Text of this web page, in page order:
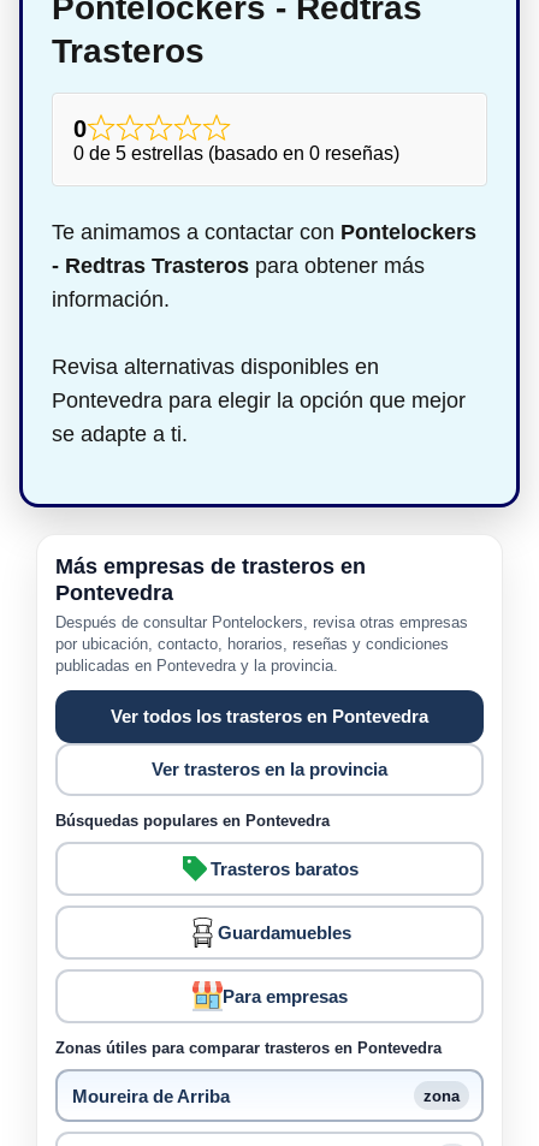
Pontelockers - Redtras
Trasteros
0
0 de 5 estrellas (basado en 0 reseñas)
Te animamos a contactar con Pontelockers
- Redtras Trasteros para obtener más
información.
Revisa alternativas disponibles en
Pontevedra para elegir la opción que mejor
se adapte a ti.
Más empresas de trasteros en
Pontevedra
Después de consultar Pontelockers, revisa otras empresas
por ubicación, contacto, horarios, reseñas y condiciones
publicadas en Pontevedra y la provincia.
Ver todos los trasteros en Pontevedra
Ver trasteros en la provincia
Búsquedas populares en Pontevedra
Trasteros baratos
Guardamuebles
Para empresas
Zonas útiles para comparar trasteros en Pontevedra
Moureira de Arriba zona